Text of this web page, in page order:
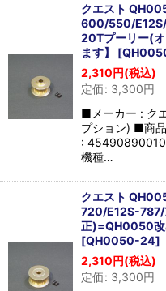
クエスト
600/550/
20Tプーリー(オ
ます】
[
2,310円(税込)
定価: 3,300円
■メーカー : ク
プション) ■商
:
機種…
クエスト
720/E12S-787/
正)=QH0050改
[QH0050-24]
2,310円(税込)
定価: 3,300円